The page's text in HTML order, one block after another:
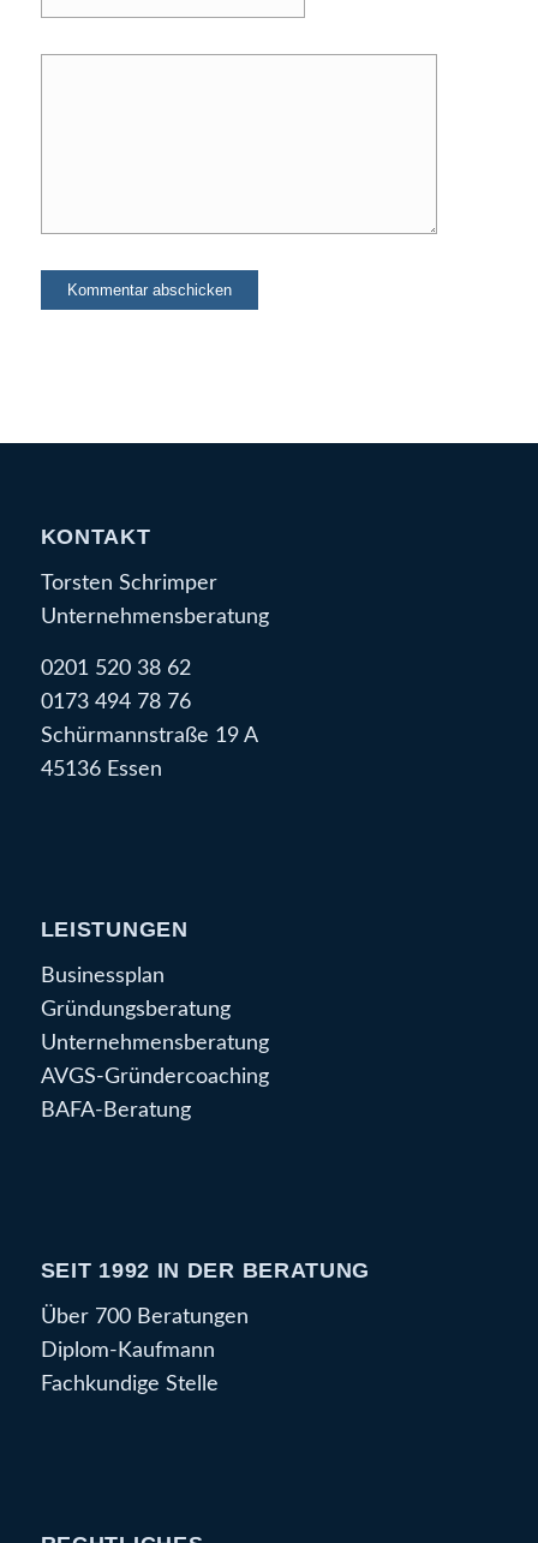
KONTAKT
Torsten Schrimper
Unternehmensberatung
0201 520 38 62
0173 494 78 76
Schürmannstraße 19 A
45136 Essen
LEISTUNGEN
Businessplan
Gründungsberatung
Unternehmensberatung
AVGS-Gründercoaching
BAFA-Beratung
SEIT 1992 IN DER BERATUNG
Über 700 Beratungen
Diplom-Kaufmann
Fachkundige Stelle